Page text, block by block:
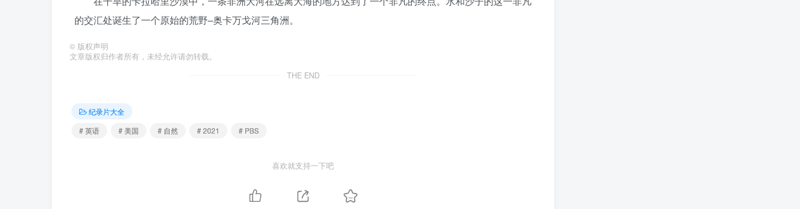
的交汇处诞生了一个原始的荒野–奥卡万戈河三角洲。
© 版权声明
文章版权归作者所有，未经允许请勿转载。
THE END
纪录片大全
# 英语
# 美国 # 自然 # 2021 # PBS
喜欢就支持一下吧